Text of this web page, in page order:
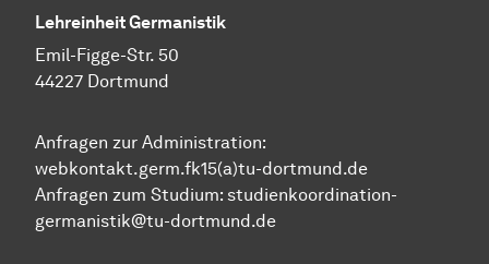
Lehreinheit Germanistik
Emil-Figge-Str. 50
44227 Dortmund
Anfragen zur Administration:
webkontakt.germ.fk15(a)tu-dortmund.de
Anfragen zum Studium: studienkoordination-
germanistik@tu-dortmund.de